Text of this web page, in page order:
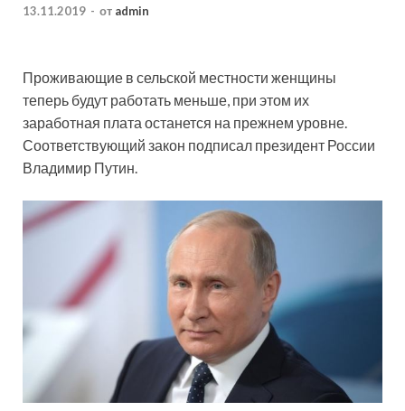
13.11.2019 - от admin
Проживающие в сельской местности женщины
теперь будут работать меньше, при этом их
заработная плата останется на прежнем уровне.
Соответствующий закон подписал президент России
Владимир Путин.